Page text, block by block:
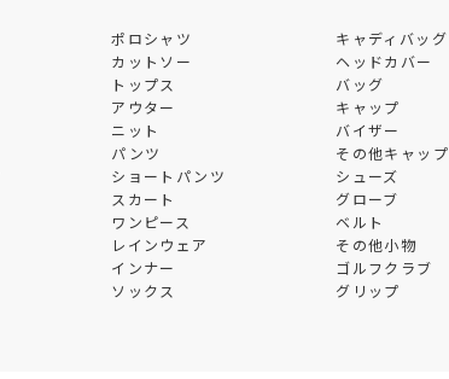
ポロシャツ
カットソー
トップス
アウター
ニット
パンツ
ショートパンツ
スカート
ワンピース
レインウェア
インナー
ソックス
キャディバッグ
ヘッドカバー
バッグ
キャップ
バイザー
その他キャップ
シューズ
グローブ
ベルト
その他小物
ゴルフクラブ
グリップ